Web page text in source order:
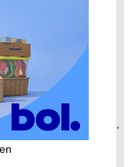
heren P. Winkelaar,
allen woonachtig in
Jongens gaven
Elke groep
breken. In het
de heren Bonsen,
afstand toekeken.